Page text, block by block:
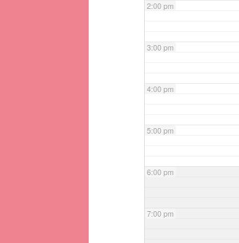
2:00 pm
3:00 pm
4:00 pm
5:00 pm
6:00 pm
7:00 pm